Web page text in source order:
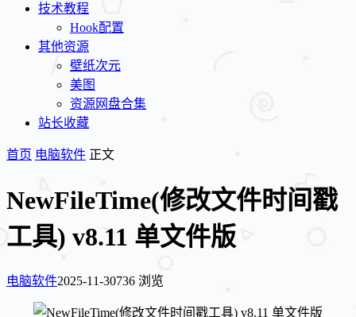
技术教程
Hook配置
其他资源
壁纸次元
美图
资源网盘合集
站长收藏
首页 电脑软件 正文
NewFileTime(修改文件时间戳
工具) v8.11 单文件版
电脑软件2025-11-30736 浏览